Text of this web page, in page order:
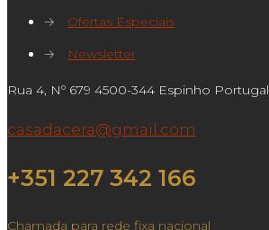
→
Ofertas Especiais
→
Newsletter
Rua 4, Nº 679 4500-344 Espinho Portugal
casadacera@gmail.com
+351 227 342 166
Chamada para rede fixa nacional